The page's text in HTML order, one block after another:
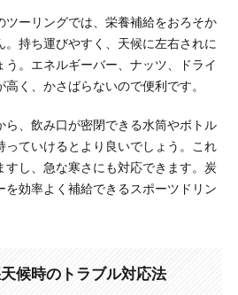
ツーリングでは、栄養補給をおろそか
。持ち運びやすく、天候に左右されに
う。エネルギーバー、ナッツ、ドライ
く、かさばらないので便利です。
ら、飲み口が密閉できる水筒やボトル
っていけるとより良いでしょう。これ
すし、急な寒さにも対応できます。炭
を効率よく補給できるスポーツドリン
候時のトラブル対応法